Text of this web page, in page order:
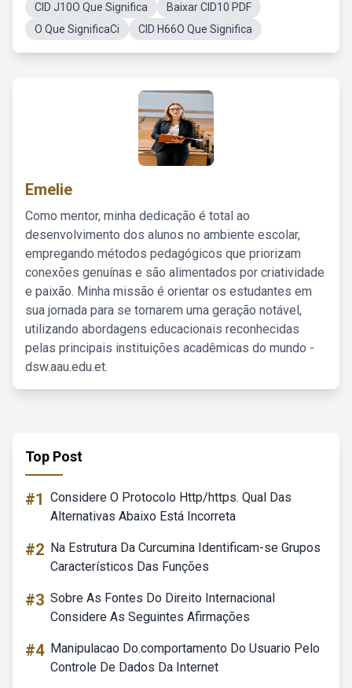
CID J10O Que Significa
Baixar CID10 PDF
O Que SignificaCi
CID H66O Que Significa
Emelie
Como mentor, minha dedicação é total ao
desenvolvimento dos alunos no ambiente escolar,
empregando métodos pedagógicos que priorizam
conexões genuínas e são alimentados por criatividade
e paixão. Minha missão é orientar os estudantes em
sua jornada para se tornarem uma geração notável,
utilizando abordagens educacionais reconhecidas
pelas principais instituições acadêmicas do mundo -
dsw.aau.edu.et.
Top Post
#1 Considere O Protocolo Http/https. Qual Das
Alternativas Abaixo Está Incorreta
#2 Na Estrutura Da Curcumina Identificam-se Grupos
Característicos Das Funções
#3 Sobre As Fontes Do Direito Internacional
Considere As Seguintes Afirmações
#4 Manipulacao Do.comportamento Do Usuario Pelo
Controle De Dados Da Internet